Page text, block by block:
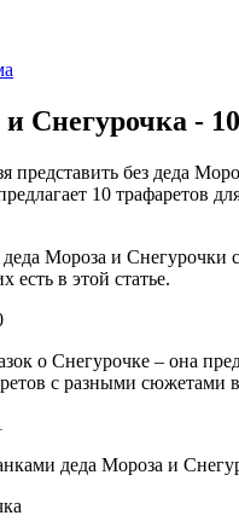
-
представить без деда
10 трафаретов
Мороза и
есть в этой статье.
о Снегурочке – она
с разными сюжетами
деда Мороза и